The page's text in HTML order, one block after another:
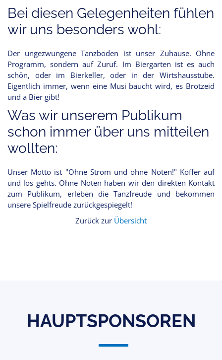
Bei diesen Gelegenheiten fühlen
wir uns besonders wohl:
Der ungezwungene Tanzboden ist unser Zuhause. Ohne
Programm, sondern auf Zuruf. Im Biergarten ist es auch
schön, oder im Bierkeller, oder in der Wirtshausstube.
Eigentlich immer, wenn eine Musi baucht wird, es Brotzeid
und a Bier gibt!
Was wir unserem Publikum
schon immer über uns mitteilen
wollten:
Unser Motto ist "Ohne Strom und ohne Noten!" Koffer auf
und los gehts. Ohne Noten haben wir den direkten Kontakt
zum Publikum, erleben die Tanzfreude und bekommen
unsere Spielfreude zurückgespiegelt!
Zurück zur Übersicht
HAUPTSPONSOREN